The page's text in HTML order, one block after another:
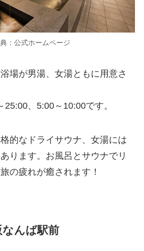
：公式ホームページ
場が男湯、女湯ともに用意さ
、5:00～10:00です。
的なドライサウナ、女湯には
ります。お風呂とサウナでリ
の疲れが癒されます！
なんば駅前